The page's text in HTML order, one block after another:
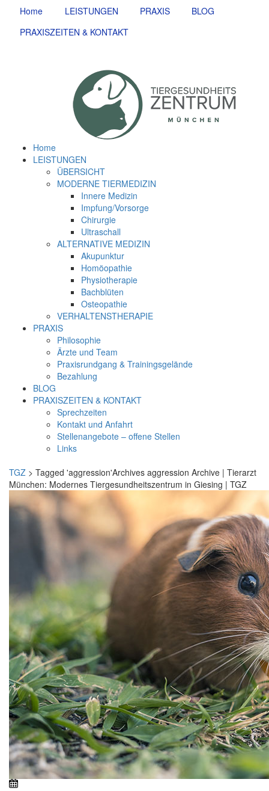
Home LEISTUNGEN PRAXIS
BLOG
PRAXISZEITEN & KONTAKT
Home
LEISTUNGEN
ÜBERSICHT
MODERNE TIERMEDIZIN
Innere Medizin
Impfung/Vorsorge
Chirurgie
Ultraschall
ALTERNATIVE MEDIZIN
Akupunktur
Homöopathie
Physiotherapie
Bachblüten
Osteopathie
VERHALTENSTHERAPIE
PRAXIS
Philosophie
Ärzte und Team
Praxisrundgang & Trainingsgelände
Bezahlung
BLOG
PRAXISZEITEN & KONTAKT
Sprechzeiten
Kontakt und Anfahrt
Stellenangebote – offene Stellen
Links
TGZ > Tagged 'aggression'Archives aggression Archive | Tierarzt
München: Modernes Tiergesundheitszentrum in Giesing | TGZ